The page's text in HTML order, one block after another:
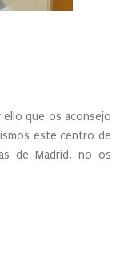
que os aconsejo
este centro de
de Madrid, no os